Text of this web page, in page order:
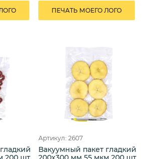
ПЕЧАТЬ МОЕГО ЛОГО
Артикул: 2607
Вакуумный пакет гладкий